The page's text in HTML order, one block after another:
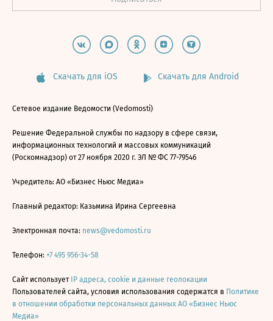
Скачать для iOS Скачать для Android
Сетевое издание Ведомости (Vedomosti)
Решение Федеральной службы по надзору в сфере связи,
информационных технологий и массовых коммуникаций
(Роскомнадзор) от 27 ноября 2020 г. ЭЛ № ФС 77-79546
Учредитель: АО «Бизнес Ньюс Медиа»
Главный редактор: Казьмина Ирина Сергеевна
Электронная почта: news@vedomosti.ru
Телефон: +7 495 956-34-58
Сайт использует IP адреса, cookie и данные геолокации
Пользователей сайта, условия использования содержатся в Политике
в отношении обработки персональных данных АО «Бизнес Ньюс
Медиа»